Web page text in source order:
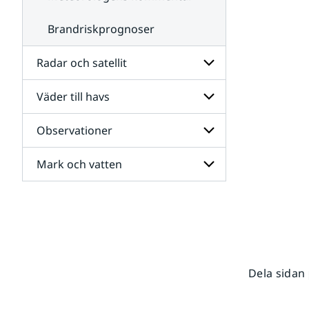
Brandriskprognoser
Radar och satellit
Undersidor
för
Radar
och
satellit
Väder till havs
Undersidor
för
Väder
till
havs
Observationer
Undersidor
för
Mark och vatten
Dela sidan